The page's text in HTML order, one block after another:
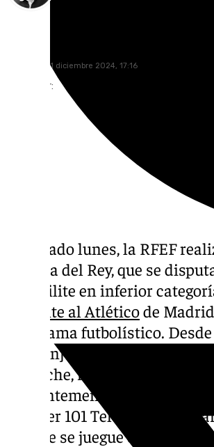
miércoles, 11 diciembre 2024, 17:16
Compartir:
El pasado lunes, la RFEF
la Copa del Rey, que se
que milite en inferior
enfrente al Atléticode
panorama futbolístico.
dos conjuntos, la principal
de Noche, recinto donde
aparentemente pequeño
conocer 101 Televisión, el
choque se juegue en La